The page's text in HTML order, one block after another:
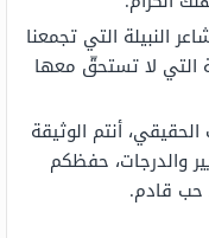
النبيلة التي تجمعنا
التي لا تستحقّ معها
أنتم الوثيقة
والدرجات، حفظكم
حب قادم.